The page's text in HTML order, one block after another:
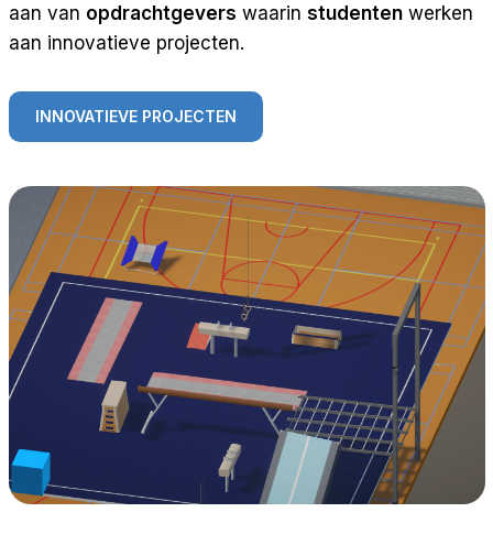
aan van opdrachtgevers waarin studentenwerken
aan innovatieve projecten.
INNOVATIEVE PROJECTEN